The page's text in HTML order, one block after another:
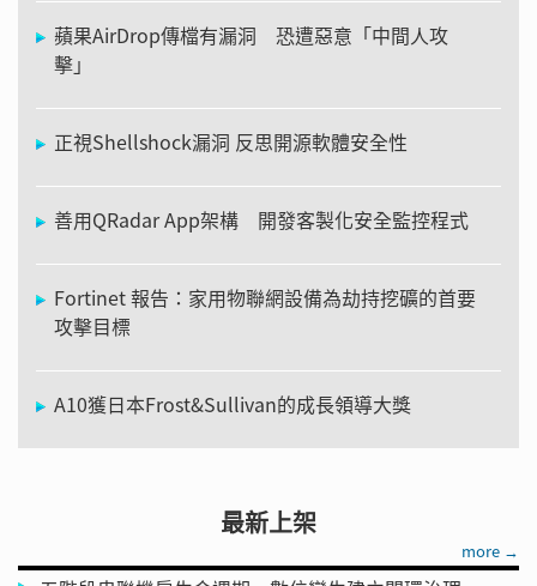
蘋果AirDrop傳檔有漏洞 恐遭惡意「中間人攻
擊」
正視Shellshock漏洞 反思開源軟體安全性
善用QRadar App架構 開發客製化安全監控程式
Fortinet 報告：家用物聯網設備為劫持挖礦的首要
攻擊目標
A10獲日本Frost&Sullivan的成長領導大獎
最新上架
more →